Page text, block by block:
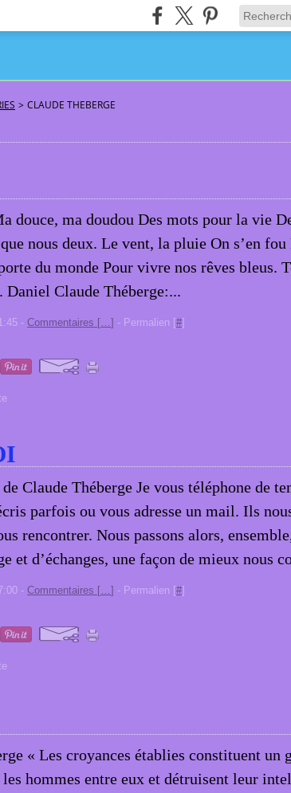
> CLAUDE THEBERGE
douce, ma doudou Des mots pour la vie
nous deux. Le vent, la pluie On s’en
du monde Pour vivre nos rêves bleus.
Daniel Claude Théberge:...
- Commentaires […] - Permalien [#]
Claude Théberge Je vous téléphone de
parfois ou vous adresse un mail. Ils
rencontrer. Nous passons alors,
et d’échanges, une façon de mieux nous
- Commentaires […] - Permalien [#]
« Les croyances établies constituent un
hommes entre eux et détruisent leur